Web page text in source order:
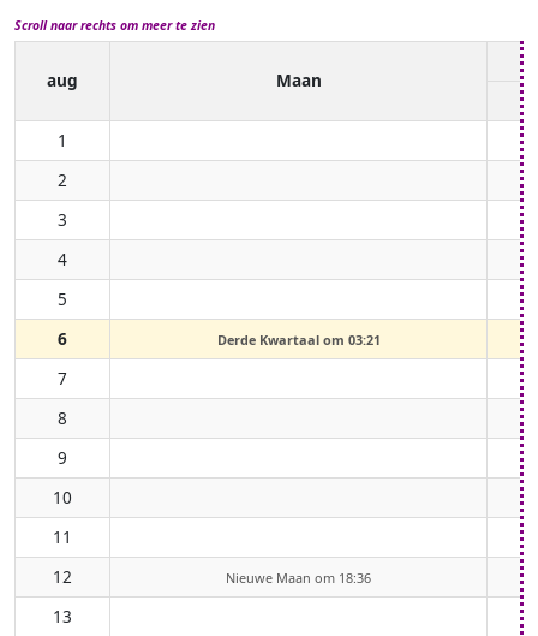
Scroll naar rechts om meer te zien
aug Maan
1
2
3
4
5
6
Derde Kwartaal om 03:21
7
8
9
10
11
12
Nieuwe Maan om 18:36
13